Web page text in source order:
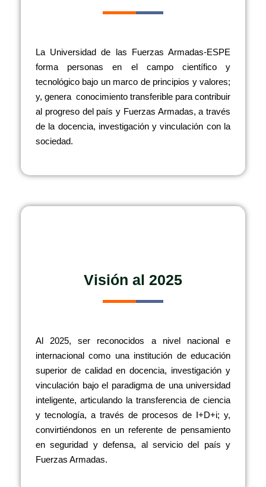
La Universidad de las Fuerzas Armadas-ESPE
forma personas en el campo científico y
tecnológico bajo un marco de principios y valores;
y, genera conocimiento transferible para contribuir
al progreso del país y Fuerzas Armadas, a través
de la docencia, investigación y vinculación con la
sociedad.
Visión al 2025
Al 2025, ser reconocidos a nivel nacional e
internacional como una institución de educación
superior de calidad en docencia, investigación y
vinculación bajo el paradigma de una universidad
inteligente, articulando la transferencia de ciencia
y tecnología, a través de procesos de I+D+i; y,
convirtiéndonos en un referente de pensamiento
en seguridad y defensa, al servicio del país y
Fuerzas Armadas.